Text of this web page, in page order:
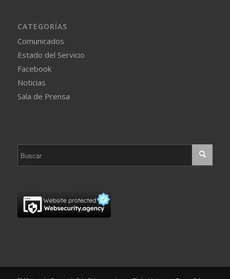
CATEGORÍAS
Comunicados
Estado del Servicio
Facebook
Noticias
Sala de Prensa